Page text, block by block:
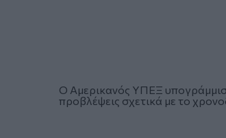
Ο Αμερικανός ΥΠΕΞ
προβλέψεις σχετικά με το